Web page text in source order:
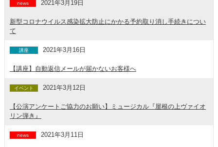
news 2021年3月19日
新型コロナウイルス感染拡大防止にかかる予約取り消し手続きについ
て
講座 2021年3月16日
【講座】自動返信メールが届かないお客様へ
イベント 2021年3月12日
【公演アンケートご協力のお願い】ミュージカル『屋根の上ヴァイオ
リン弾き』
news 2021年3月11日